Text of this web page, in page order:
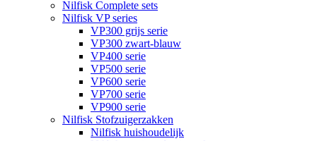
Nilfisk Complete sets
Nilfisk VP series
VP300 grijs serie
VP300 zwart-blauw
VP400 serie
VP500 serie
VP600 serie
VP700 serie
VP900 serie
Nilfisk Stofzuigerzakken
Nilfisk huishoudelijk